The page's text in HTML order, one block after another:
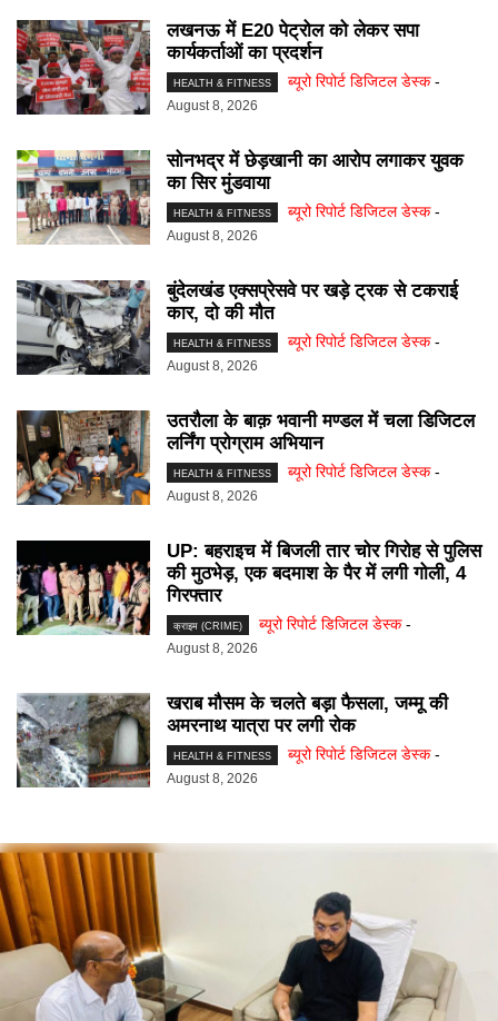
लखनऊ में E20 पेट्रोल को लेकर सपा
कार्यकर्ताओं का प्रदर्शन
HEALTH & FITNESS ब्यूरो रिपोर्ट डिजिटल डेस्क -
August 8, 2026
सोनभद्र में छेड़खानी का आरोप लगाकर युवक
का सिर मुंडवाया
HEALTH & FITNESS ब्यूरो रिपोर्ट डिजिटल डेस्क -
August 8, 2026
बुंदेलखंड एक्सप्रेसवे पर खड़े ट्रक से टकराई
कार, दो की मौत
HEALTH & FITNESS ब्यूरो रिपोर्ट डिजिटल डेस्क -
August 8, 2026
उतरौला के बाक़ भवानी मण्डल में चला डिजिटल
लर्निंग प्रोग्राम अभियान
HEALTH & FITNESS ब्यूरो रिपोर्ट डिजिटल डेस्क -
August 8, 2026
UP: बहराइच में बिजली तार चोर गिरोह से पुलिस
की मुठभेड़, एक बदमाश के पैर में लगी गोली, 4
गिरफ्तार
क्राइम (CRIME) ब्यूरो रिपोर्ट डिजिटल डेस्क -
August 8, 2026
खराब मौसम के चलते बड़ा फैसला, जम्मू की
अमरनाथ यात्रा पर लगी रोक
HEALTH & FITNESS ब्यूरो रिपोर्ट डिजिटल डेस्क -
August 8, 2026